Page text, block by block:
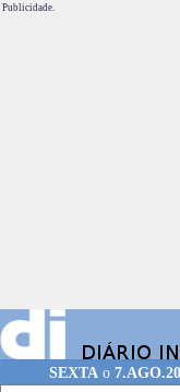
Publicidade.
SEXTA o